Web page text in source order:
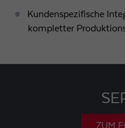
Kundenspezifische
kompletter
ZUM